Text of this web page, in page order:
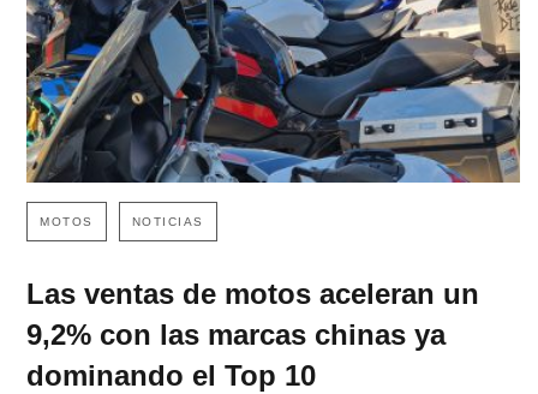
MOTOS NOTICIAS
Las ventas de motos aceleran un
9,2% con las marcas chinas ya
dominando el Top 10